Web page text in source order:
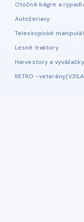
Otočné bágre a
Autožeriavy
Teleskopické
Lesné traktory
Harvestory a vyvážačky
RETRO -